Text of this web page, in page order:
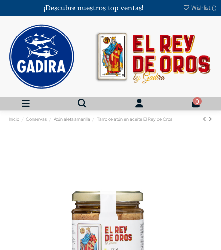
¡Descubre nuestros top ventas! Wishlist ()
0
Início Conservas Atún aleta amarilla Tarro de atún en aceite El Rey de Oros